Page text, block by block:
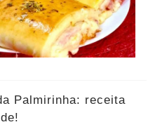
Palmirinha: receita